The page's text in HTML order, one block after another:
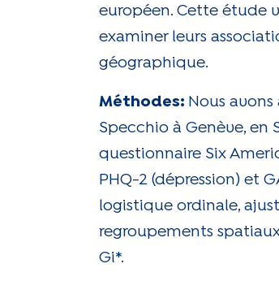
européen. Cette étude
examiner leurs
géographique.
Méthodes: Nous
Specchio à Genève, en
questionnaire Six
PHQ-2 (dépression) et
logistique ordinale,
regroupements
Gi*.